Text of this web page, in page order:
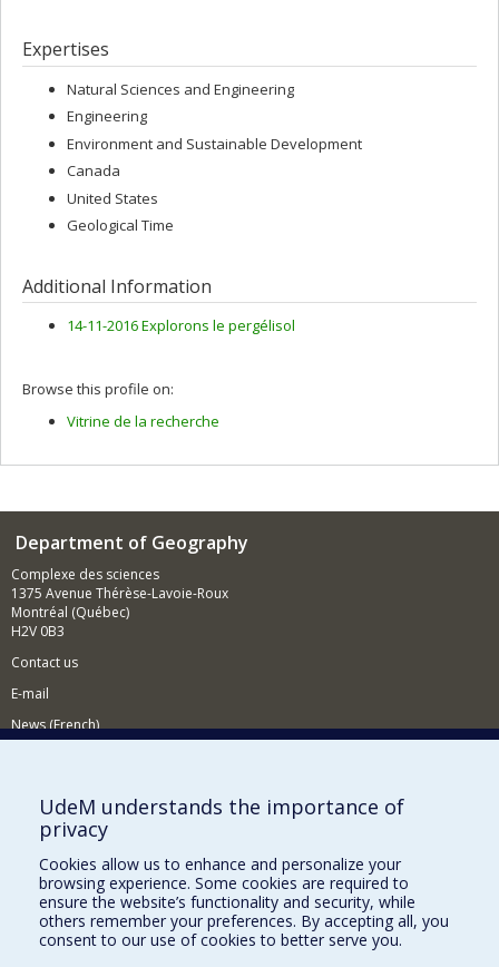
Expertises
Natural Sciences and Engineering
Engineering
Environment and Sustainable Development
Canada
United States
Geological Time
Additional Information
14-11-2016 Explorons le pergélisol
Browse this profile on:
Vitrine de la recherche
Department of Geography
Complexe des sciences
1375 Avenue Thérèse-Lavoie-Roux
Montréal (Québec)
H2V 0B3
Contact us
E-mail
News (French)
Supporting the Department
NEED HELP?
Sitemap
Report a problem
Accessiility
UdeM understands the importance of
privacy
Cookies allow us to enhance and personalize your
browsing experience. Some cookies are required to
ensure the website’s functionality and security, while
others remember your preferences. By accepting all, you
consent to our use of cookies to better serve you.